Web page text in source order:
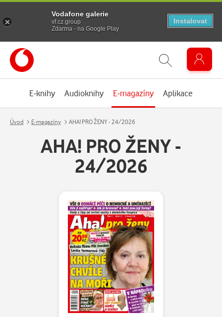
E-knihy Audioknihy E-magazíny Aplikace
Úvod E-magazíny AHA! PRO ŽENY - 24/2026
AHA! PRO ŽENY -
24/2026
Vodafone galerie
vf.cz.group
Zdarma - na Google Play
Instalovat